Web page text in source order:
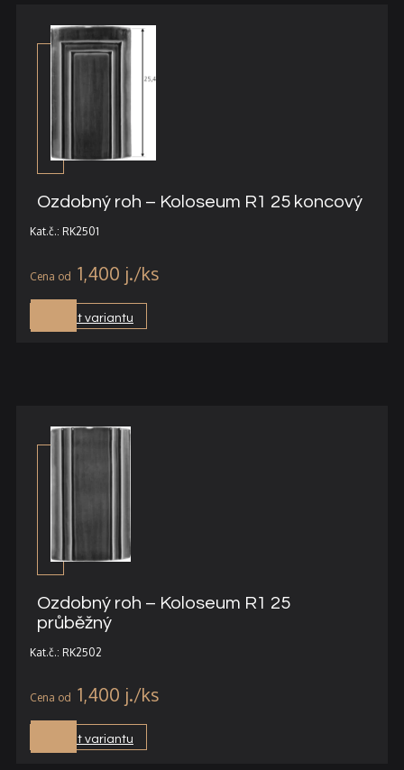
Ozdobný roh – Koloseum R1 25 koncový
Kat.č.: RK2501
1,400 j.
Vybrat variantu
Ozdobný roh – Koloseum R1 25
průběžný
Kat.č.: RK2502
1,400 j.
Vybrat variantu